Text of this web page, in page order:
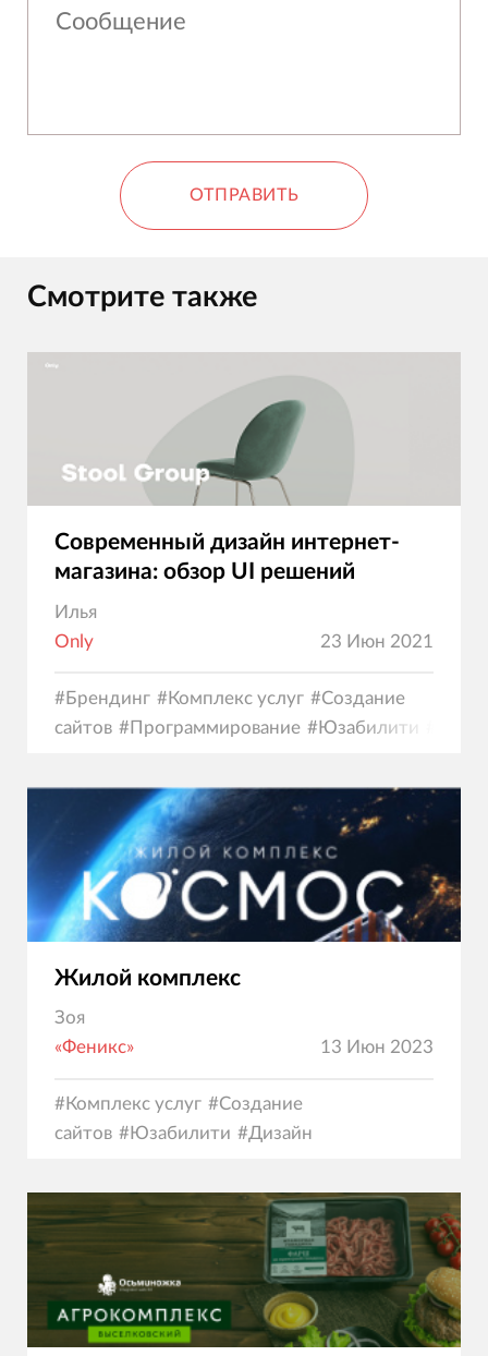
ОТПРАВИТЬ
Смотрите также
Современный дизайн интернет-
магазина: обзор UI решений
Илья
Only
23 Июн 2021
#Брендинг #Комплекс услуг #Создание
сайтов #Программирование #Юзабилити
Жилой комплекс
Зоя
«Феникс»
13 Июн 2023
#Комплекс услуг #Создание
сайтов #Юзабилити #Дизайн